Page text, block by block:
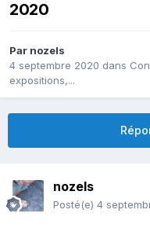
2020
Par nozels
4 septembre 2020 dans
expositions,...
nozels
Posté(e) 4